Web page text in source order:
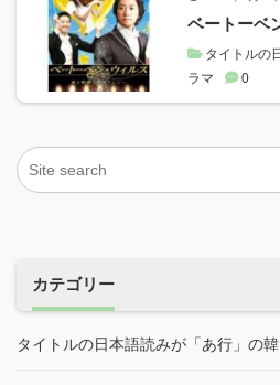
ベートーベ
タイトルの
ラマ
0
カテゴリー
タイトルの日本語読みが「あ行」の